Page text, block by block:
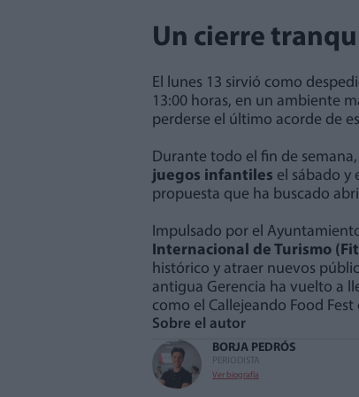
Un cierre
El lunes 13 sirvió como
13:00 horas, en un ambiente
perderse el último acorde de
Durante todo el fin de
juegos infantiles el sábado y
propuesta que ha buscado
Impulsado por el
Internacional de Turismo
histórico y atraer nuevos
antigua Gerencia ha vuelto a
como el Callejeando Food
Sobre el autor
BORJA PEDRÓS
PERIODISTA
Ver biografía